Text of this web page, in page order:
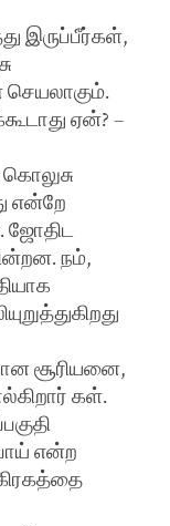
இருப்பீர்கள்,
ஏன்? –
என்றே
ஜோதிட
நம்,
சூரியனை,
கள்.
என்ற